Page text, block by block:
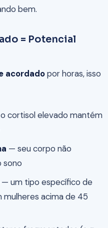
bem.
= Potencial
acordadopor horas, isso
cortisol elevado mantém
— seu corpo não
sono
um tipo específico de
mulheres acima de 45